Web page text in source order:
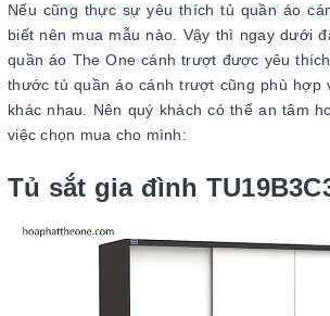
Nếu cũng thực sự yêu thích tủ quần áo
biết nên mua mẫu nào. Vậy thì ngay dưới
quần áo The One cánh trượt được yêu
thước tủ quần áo cánh trượt cũng phù hợp
khác nhau. Nên quý khách có thể an tâm
việc chọn mua cho mình:
Tủ sắt gia đình